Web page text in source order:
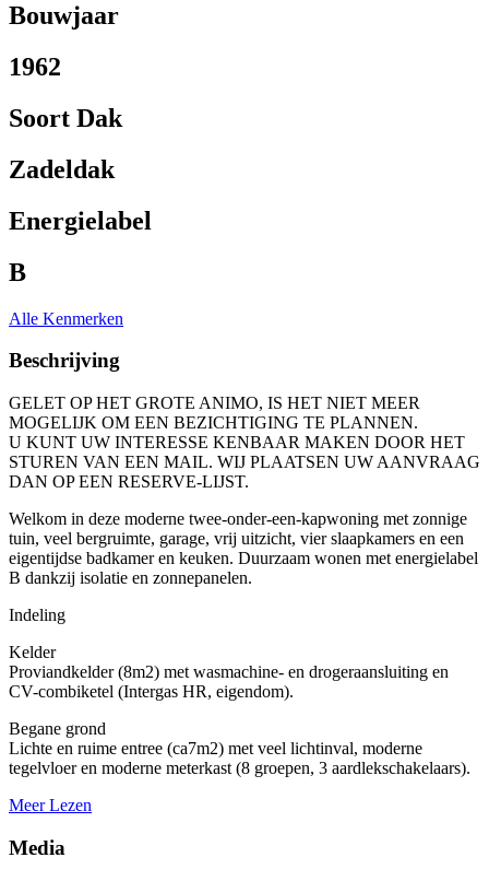
Bouwjaar
1962
Soort Dak
Zadeldak
Energielabel
B
Alle Kenmerken
Beschrijving
GELET OP HET GROTE ANIMO, IS HET NIET MEER
MOGELIJK OM EEN BEZICHTIGING TE PLANNEN.
U KUNT UW INTERESSE KENBAAR MAKEN DOOR HET
STUREN VAN EEN MAIL. WIJ PLAATSEN UW AANVRAAG
DAN OP EEN RESERVE-LIJST.
Welkom in deze moderne twee-onder-een-kapwoning met zonnige
tuin, veel bergruimte, garage, vrij uitzicht, vier slaapkamers en een
eigentijdse badkamer en keuken. Duurzaam wonen met energielabel
B dankzij isolatie en zonnepanelen.
Indeling
Kelder
Proviandkelder (8m2) met wasmachine- en drogeraansluiting en
CV-combiketel (Intergas HR, eigendom).
Begane grond
Lichte en ruime entree (ca7m2) met veel lichtinval, moderne
tegelvloer en moderne meterkast (8 groepen, 3 aardlekschakelaars).
Meer Lezen
Media